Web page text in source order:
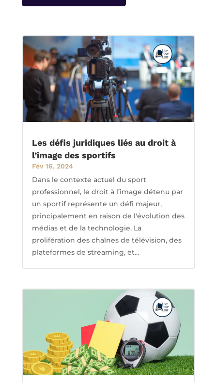
Les défis juridiques liés au droit à
l’image des sportifs
Fév 16, 2024
Dans le contexte actuel du sport
professionnel, le droit à l’image détenu par
un sportif représente un défi majeur,
principalement en raison de l'évolution des
médias et de la technologie. La
prolifération des chaînes de télévision, des
plateformes de streaming, et...